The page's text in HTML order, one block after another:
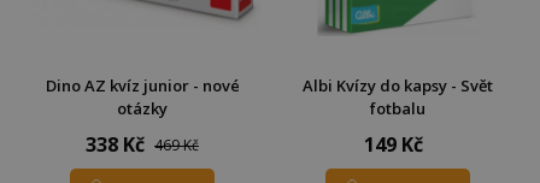
Dino AZ kvíz junior - nové
otázky
338 Kč 469 Kč
Albi Kvízy do kapsy - Svět
fotbalu
149 Kč